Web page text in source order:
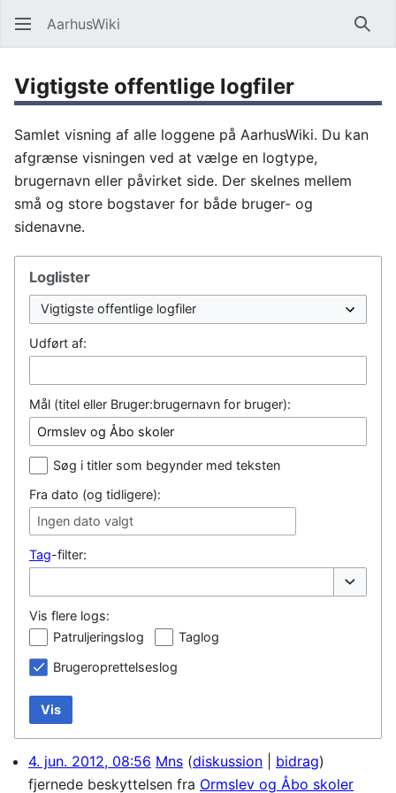
AarhusWiki Søg
Vigtigste offentlige logfiler
Samlet visning af alle loggene på AarhusWiki. Du kan
afgrænse visningen ved at vælge en logtype,
brugernavn eller påvirket side. Der skelnes mellem
små og store bogstaver for både bruger- og
sidenavne.
Loglister
Udført af:
Mål (titel eller Bruger:brugernavn for bruger):
Søg i titler som begynder med teksten
Fra dato (og tidligere):
Ingen dato valgt
Tag-filter:
Vis flere logs:
Patruljeringslog
Taglog
Brugeroprettelseslog
Vis
4. jun. 2012, 08:56 Mns diskussion
bidrag
fjernede beskyttelsen fra Ormslev og Åbo skoler